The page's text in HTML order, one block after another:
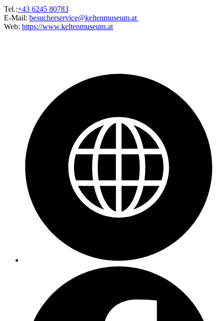
Tel.:+43 6245 80783
E-Mail: besucherservice@keltenmuseum.at
Web: https://www.keltenmuseum.at